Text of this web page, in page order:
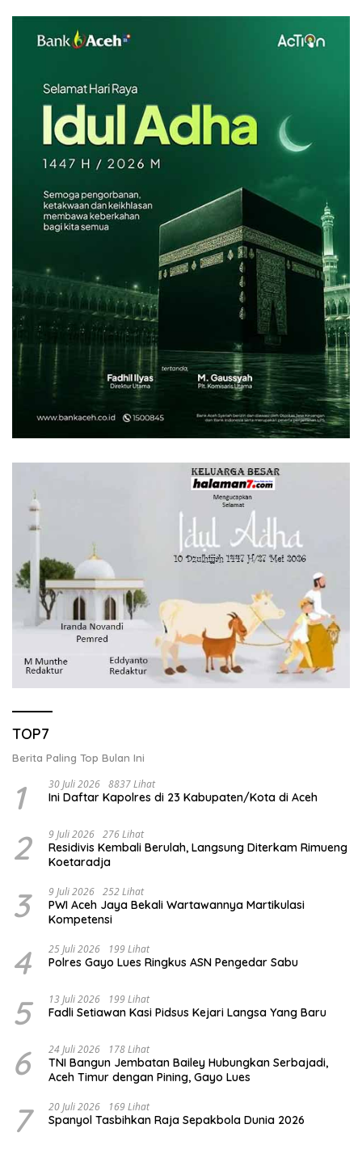
TOP7
Berita Paling Top Bulan Ini
1 30 Juli 2026 8837 Lihat
Ini Daftar Kapolres di 23 Kabupaten/Kota di Aceh
2 9 Juli 2026 276 Lihat
Residivis Kembali Berulah, Langsung Diterkam Rimueng
Koetaradja
3 9 Juli 2026 252 Lihat
PWI Aceh Jaya Bekali Wartawannya Martikulasi
Kompetensi
4 25 Juli 2026 199 Lihat
Polres Gayo Lues Ringkus ASN Pengedar Sabu
5 13 Juli 2026 199 Lihat
Fadli Setiawan Kasi Pidsus Kejari Langsa Yang Baru
6 24 Juli 2026 178 Lihat
TNI Bangun Jembatan Bailey Hubungkan Serbajadi,
Aceh Timur dengan Pining, Gayo Lues
7 20 Juli 2026 169 Lihat
Spanyol Tasbihkan Raja Sepakbola Dunia 2026